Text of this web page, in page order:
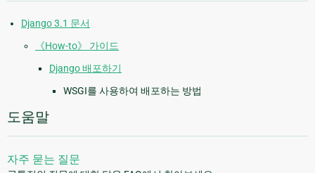
Django 3.1 문서
《How-to》 가이드
Django 배포하기
WSGI를 사용하여 배포하는 방법
도움말
자주 묻는 질문